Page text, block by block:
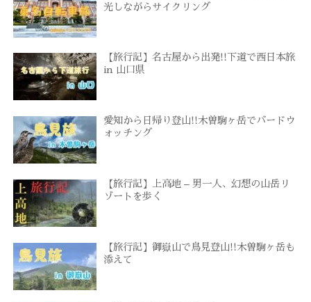
光しながらサイクリング
【旅行記】名古屋から出発!!下道で西日本旅
in 山口県
愛知から日帰り登山!!木曽駒ヶ岳でバードウ
ォッチング
【旅行記】上高地 – 男一人、幻想の山岳リ
ゾートを歩く
【旅行記】御嶽山で鳥見登山!!木曽駒ヶ岳も
添えて